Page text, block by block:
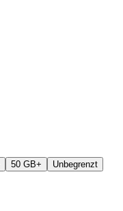
50 GB+ Unbegrenzt